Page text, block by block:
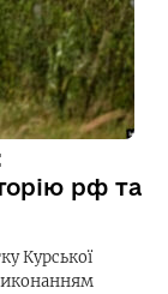
рф та
Курської